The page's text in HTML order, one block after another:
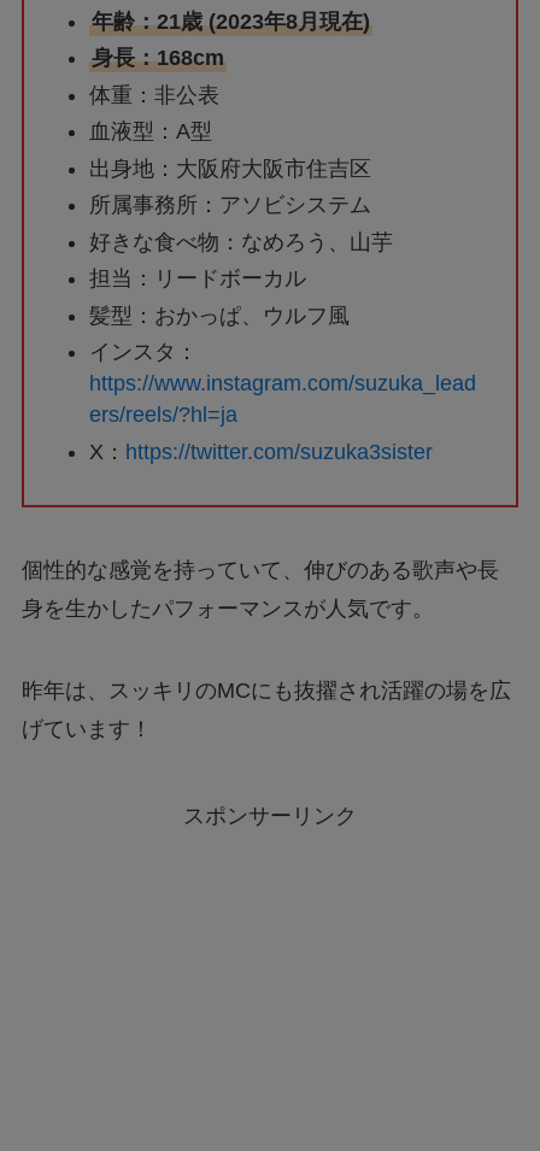
年齢：21歳 (2023年8月現在)
身長：168cm
体重：非公表
血液型：A型
出身地：大阪府大阪市住吉区
所属事務所：アソビシステム
好きな食べ物：なめろう、山芋
担当：リードボーカル
髪型：おかっぱ、ウルフ風
インスタ：
https://www.instagram.com/suzuka_lead
ers/reels/?hl=ja
X： https://twitter.com/suzuka3sister
個性的な感覚を持っていて、伸びのある歌声や長
身を生かしたパフォーマンスが人気です。
昨年は、スッキリのMCにも抜擢され活躍の場を広
げています！
スポンサーリンク